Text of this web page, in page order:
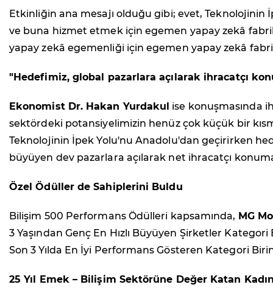
Etkinliğin ana mesajı olduğu gibi; evet,
ve buna hizmet etmek için egemen yapay zekâ
yapay zekâ egemenliği için egemen yapay zekâ
"Hedefimiz, global pazarlara açılarak ihracatçı
Ekonomist Dr. Hakan Yurdakul ise konuşmasında
sektördeki potansiyelimizin henüz çok küçük bir
Teknolojinin İpek Yolu'nu Anadolu'dan geçirirken
büyüyen dev pazarlara açılarak net ihracatçı
Özel Ödüller de Sahiplerini Buldu
Bilişim 500 Performans Ödülleri kapsamında, MG
3 Yaşından Genç En Hızlı Büyüyen Şirketler
Son 3 Yılda En İyi Performans Gösteren Kategori
25 Yıl Emek – Bilişim Sektörüne Değer Katan